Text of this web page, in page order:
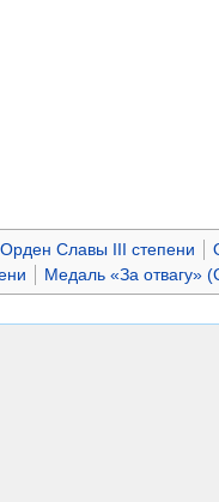
Орден Славы III степени
Медаль «За отвагу»